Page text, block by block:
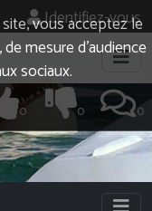
vous acceptez le
mesure d’audience
sociaux.
Identifiez-vous
0
0
0